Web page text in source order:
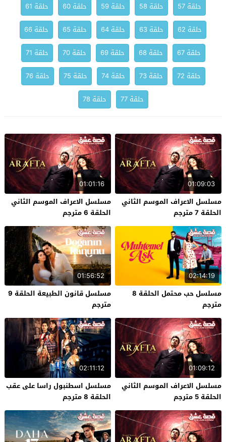
حلقة 57
حلقة 58 حلقة 59 حلقة 60
حلقة 61
حلقة 62
حلقة 63 حلقة 64 حلقة 65
حلقة 66
حلقة 67
حلقة 68 حلقة 69 حلقة 70
حلقة 71
حلقة 72
حلقة 73 حلقة 74 حلقة 75
حلقة 76
حلقة 77
حلقة 78
01:09:03
مسلسل الاعراف الموسم الثاني
الحلقة 7 مترجم
01:01:16
مسلسل الاعراف الموسم الثاني
الحلقة 6 مترجم
02:14:19
مسلسل حب محتمل الحلقة 8
مترجم
01:56:52
مسلسل قانون الطبيعة الحلقة 9
مترجم
01:09:12
مسلسل الاعراف الموسم الثاني
الحلقة 5 مترجم
02:11:12
مسلسل اسطنبول راسا على عقب
الحلقة 8 مترجم